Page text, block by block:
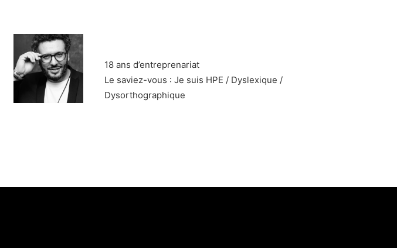
18 ans d’entreprenariat
Le saviez-vous : Je suis HPE / Dyslexique /
Dysorthographique